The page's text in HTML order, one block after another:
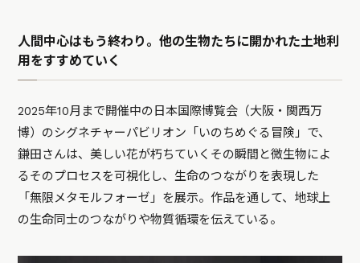
人間中心はもう終わり。他の生物たちに開かれた土地利
用をすすめていく
2025年10月まで開催中の日本国際博覧会（大阪・関西万
博）のシグネチャーパビリオン「いのちめぐる冒険」で、
鎌田さんは、美しい花が朽ちていくその瞬間と微生物によ
るそのプロセスを可視化し、生命のつながりを表現した
「無限メタモルフォーゼ」を展示。作品を通して、地球上
の生命同士のつながりや物質循環を伝えている。